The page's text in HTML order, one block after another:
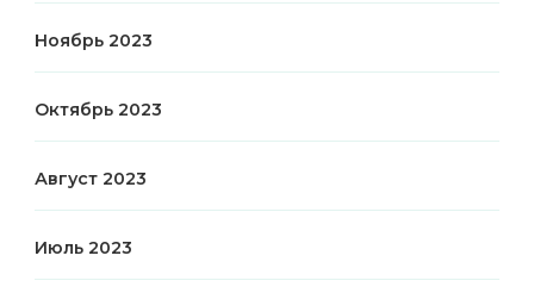
Ноябрь 2023
Октябрь 2023
Август 2023
Июль 2023